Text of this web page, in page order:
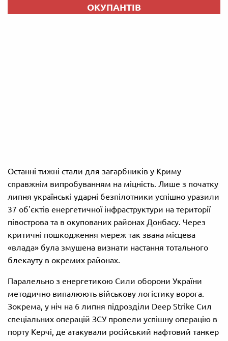
ОКУПАНТІВ
Останні тижні стали для загарбників у Криму
справжнім випробуванням на міцність. Лише з початку
липня українські ударні безпілотники успішно уразили
37 об'єктів енергетичної інфраструктури на території
півострова та в окупованих районах Донбасу. Через
критичні пошкодження мереж так звана місцева
«влада» була змушена визнати настання тотального
блекауту в окремих районах.
Паралельно з енергетикою Сили оборони України
методично випалюють військову логістику ворога.
Зокрема, у ніч на 6 липня підрозділи Deep Strike Сил
спеціальних операцій ЗСУ провели успішну операцію в
порту Керчі, де атакували російський нафтовий танкер